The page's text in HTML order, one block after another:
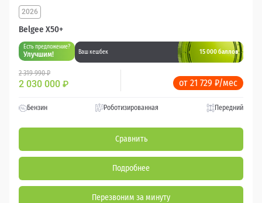
Belgee X50+
2026
Есть предложение?
Улучшим! Ваш кешбек 15 000 баллов
2 319 990 ₽
2 030 000 ₽ от 21 729 ₽/мес
Бензин Роботизированная Передний
Сравнить
Подробнее
Перезвоним за минуту